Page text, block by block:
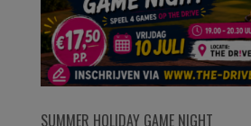
SUMMER HOLIDAY GAME NIGHT